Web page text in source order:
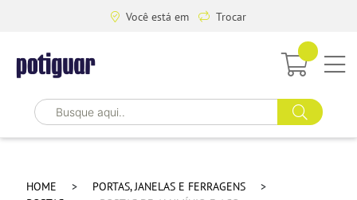
Você está em Trocar
HOME
PORTAS, JANELAS E FERRAGENS